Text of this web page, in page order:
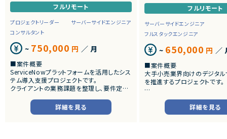
フルリモート
プロジェクトリーダー
サーバーサイドエンジニア
コンサルタント
~ 750,000 円 ／ 月
■案件概要
ServiceNowプラットフォームを活用したシス
テム導入支援プロジェクトです。
クライアントの業務課題を整理し、要件定義
だきます。
詳細を見る
フルリモート
サーバーサイドエンジニア
フルスタックエンジニア
~ 650,000 円 ／
■案件概要
大手小売業界向けのデジタ
を推進するプロジェクトです。
■プロダクトやサービスの概
・店舗向けスマホアプリおよ
システムの継続的なエンハ
詳細を見る